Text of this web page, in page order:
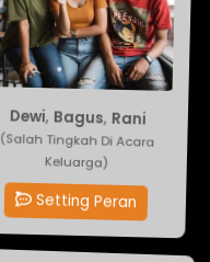
Dewi, Bagus, Rani
(Salah Tingkah Di Acara
Keluarga)
Setting Peran